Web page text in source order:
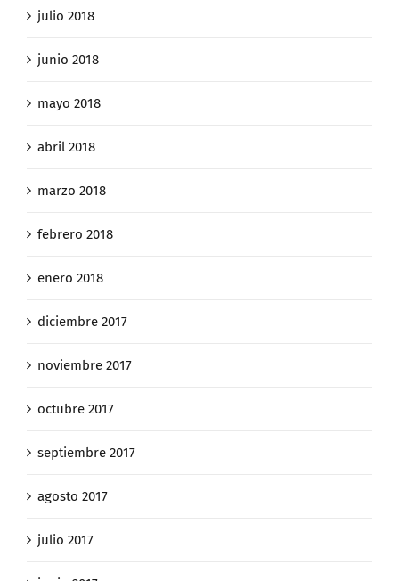
julio 2018
junio 2018
mayo 2018
abril 2018
marzo 2018
febrero 2018
enero 2018
diciembre 2017
noviembre 2017
octubre 2017
septiembre 2017
agosto 2017
julio 2017